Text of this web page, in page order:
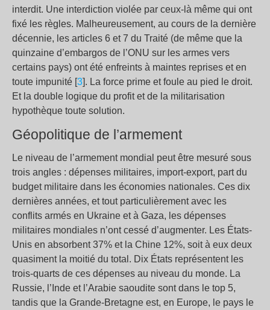
interdit. Une interdiction violée par ceux-là même qui ont
fixé les règles. Malheureusement, au cours de la dernière
décennie, les articles 6 et 7 du Traité (de même que la
quinzaine d’embargos de l’ONU sur les armes vers
certains pays) ont été enfreints à maintes reprises et en
toute impunité [3]. La force prime et foule au pied le droit.
Et la double logique du profit et de la militarisation
hypothèque toute solution.
Géopolitique de l’armement
Le niveau de l’armement mondial peut être mesuré sous
trois angles : dépenses militaires, import-export, part du
budget militaire dans les économies nationales. Ces dix
dernières années, et tout particulièrement avec les
conflits armés en Ukraine et à Gaza, les dépenses
militaires mondiales n’ont cessé d’augmenter. Les États-
Unis en absorbent 37% et la Chine 12%, soit à eux deux
quasiment la moitié du total. Dix États représentent les
trois-quarts de ces dépenses au niveau du monde. La
Russie, l’Inde et l’Arabie saoudite sont dans le top 5,
tandis que la Grande-Bretagne est, en Europe, le pays le